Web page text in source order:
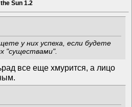
Sun 1.2
у них успеха, если будете
"существами".
все еще хмурится, а лицо